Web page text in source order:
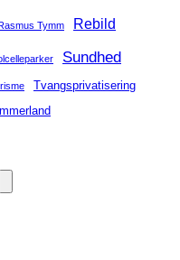
Rasmus Tymm Rebild
Sundhed
Tvangsprivatisering